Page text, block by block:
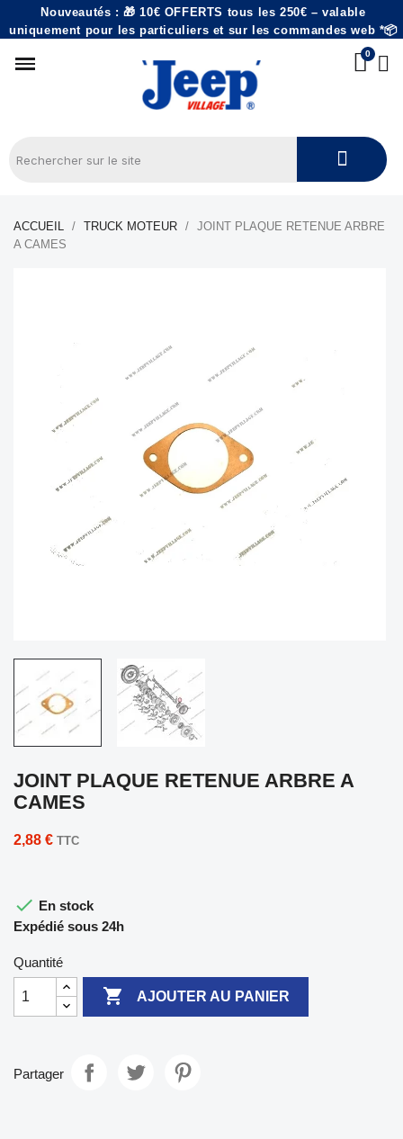
Nouveautés : 🎁 10€ OFFERTS tous les 250€ – valable
uniquement pour les particuliers et sur les commandes web *📦
ACCUEIL TRUCK MOTEUR
JOINT PLAQUE RETENUE ARBRE
A CAMES
JOINT PLAQUE RETENUE ARBRE A
CAMES
2,88 € TTC
 En stock
Expédié sous 24h
Quantité
 AJOUTER AU PANIER
Partager